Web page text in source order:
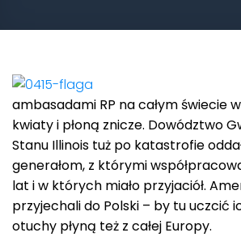
ambasadami RP na całym świecie
kwiaty i płoną znicze. Dowództwo
Stanu Illinois tuż po katastrofie
generałom, z którymi
lat i w których miało przyjaciół.
przyjechali do Polski – by tu uczcić
otuchy płyną też z całej Europy.